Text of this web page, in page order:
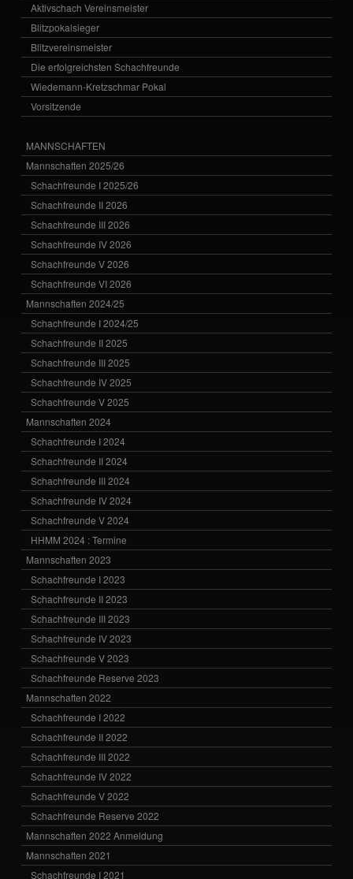
Aktivschach Vereinsmeister
Blitzpokalsieger
Blitzvereinsmeister
Die erfolgreichsten Schachfreunde
Wiedemann-Kretzschmar Pokal
Vorsitzende
MANNSCHAFTEN
Mannschaften 2025/26
Schachfreunde I 2025/26
Schachfreunde II 2026
Schachfreunde III 2026
Schachfreunde IV 2026
Schachfreunde V 2026
Schachfreunde VI 2026
Mannschaften 2024/25
Schachfreunde I 2024/25
Schachfreunde II 2025
Schachfreunde III 2025
Schachfreunde IV 2025
Schachfreunde V 2025
Mannschaften 2024
Schachfreunde I 2024
Schachfreunde II 2024
Schachfreunde III 2024
Schachfreunde IV 2024
Schachfreunde V 2024
HHMM 2024 : Termine
Mannschaften 2023
Schachfreunde I 2023
Schachfreunde II 2023
Schachfreunde III 2023
Schachfreunde IV 2023
Schachfreunde V 2023
Schachfreunde Reserve 2023
Mannschaften 2022
Schachfreunde I 2022
Schachfreunde II 2022
Schachfreunde III 2022
Schachfreunde IV 2022
Schachfreunde V 2022
Schachfreunde Reserve 2022
Mannschaften 2022 Anmeldung
Mannschaften 2021
Schachfreunde I 2021